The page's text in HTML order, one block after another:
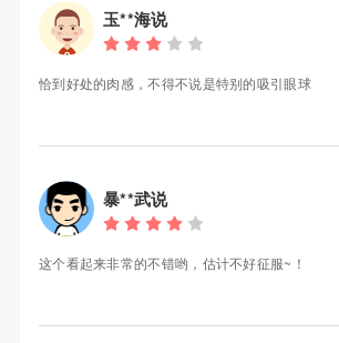
玉**海说
恰到好处的肉感，不得不说是特别的吸引眼球
暴**武说
这个看起来非常的不错哟，估计不好征服~！